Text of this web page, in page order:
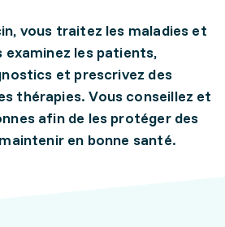
vous traitez les maladies et
examinez les patients,
et prescrivez des
thérapies. Vous conseillez et
afin de les protéger des
en bonne santé.